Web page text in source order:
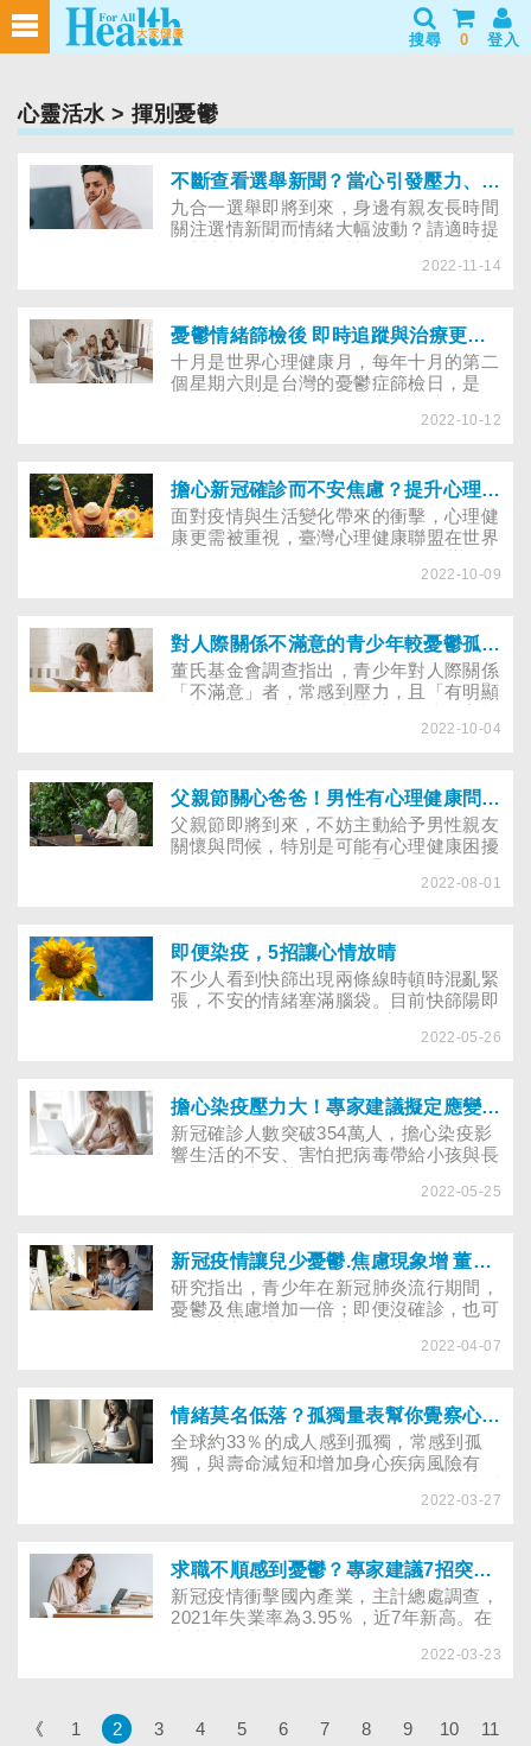
搜尋 0 登入
心靈活水 > 揮別憂鬱
不斷查看選舉新聞？當心引發壓力、焦慮及身體健康問題！
九合一選舉即將到來，身邊有親友長時間
關注選情新聞而情緒大幅波動？請適時提
理健康。研究顯示，有「不斷查看新聞」
2022-11-14
憂鬱情緒篩檢後 即時追蹤與治療更重要
十月是世界心理健康月，每年十月的第二
個星期六則是台灣的憂鬱症篩檢日，是
共同發起呼籲，提醒民眾正視自己的心理
追蹤與診療的患者比例偏低，需更強化基
層醫療篩檢與治療間的整合服務，讓憂鬱
患者適時診斷與治療。
2022-10-12
擔心新冠確診而不安焦慮？提升心理防疫力這樣做
面對疫情與生活變化帶來的衝擊，心理健
康更需被重視，臺灣心理健康聯盟在世界
「心理健康，人人有權」記者會，建議提
動，鼓勵全民關照心理健康。
2022-10-09
對人際關係不滿意的青少年較憂鬱孤單 親密家庭關係能幫孩子減少壓力
董氏基金會調查指出，青少年對人際關係
「不滿意」者，常感到壓力，且「有明顯
對人際關係感到滿意者。另外，與父母親
少年及早做憂鬱情緒篩檢，檢視情緒與壓
力狀態，善用免費的線上諮詢平台促進心
理健康。
2022-10-04
父親節關心爸爸！男性有心理健康問題多不說？4面向提升求助意願
父親節即將到來，不妨主動給予男性親友
關懷與問候，特別是可能有心理健康困擾
性更不願意為心理健康問題求助，而4大
2022-08-01
即便染疫，5招讓心情放晴
不少人看到快篩出現兩條線時頓時混亂緊
張，不安的情緒塞滿腦袋。目前快篩陽即
會害家人染疫？不舒服可到哪看診取藥？
2022-05-26
擔心染疫壓力大！專家建議擬定應變計畫 減少無效焦慮
新冠確診人數突破354萬人，擔心染疫影
響生活的不安、害怕把病毒帶給小孩與長
理師認為，防疫除了提升身體免疫力，保
2022-05-25
新冠疫情讓兒少憂鬱.焦慮現象增 董氏基金會呼籲「說出來，鬆口氣」
研究指出，青少年在新冠肺炎流行期間，
憂鬱及焦慮增加一倍；即便沒確診，也可
響心理健康。衛生福利部與董氏基金會製
清焦慮的感受，或上「心情頻道聊天室」
紓發情緒，與專業的精神科醫師或心理師
互動及討論。(2024.0408更新)
2022-04-07
情緒莫名低落？孤獨量表幫你覺察心底的需求
全球約33％的成人感到孤獨，常感到孤
獨，與壽命減短和增加身心疾病風險有
量嗎？董氏基金會邀專家參考加州大學洛
感到孤獨，以便及早找出減低身心傷害的
方式。
2022-03-27
求職不順感到憂鬱？專家建議7招突破停滯期
新冠疫情衝擊國內產業，主計總處調查，
2021年失業率為3.95％，近7年新高。在
業持續一段時間，將會影響到自身的情緒
求職者幸福感穩定提升，但當超過10至
2022-03-23
《 1 2 3 4 5 6 7 8 9 10
11